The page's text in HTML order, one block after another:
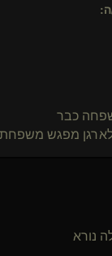
כבר
לארגן מפגש
נורא